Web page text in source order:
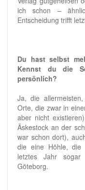
ich schon –
Entscheidung trifft
Du hast selbst
Kennst du die
persönlich?
Ja, die
Orte, die zwar in
aber nicht
Äskestock an der
war schon dort),
die eine Höhle, die
letztes Jahr sogar
Göteborg.